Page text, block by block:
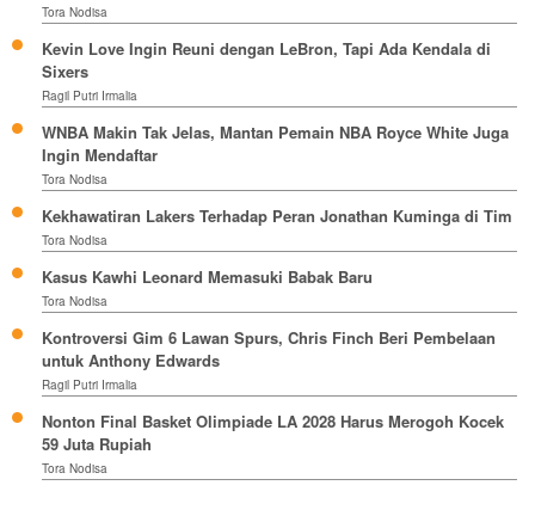
Tora Nodisa
Kevin Love Ingin Reuni dengan LeBron, Tapi Ada Kendala di
Sixers
Ragil Putri Irmalia
WNBA Makin Tak Jelas, Mantan Pemain NBA Royce White Juga
Ingin Mendaftar
Tora Nodisa
Kekhawatiran Lakers Terhadap Peran Jonathan Kuminga di Tim
Tora Nodisa
Kasus Kawhi Leonard Memasuki Babak Baru
Tora Nodisa
Kontroversi Gim 6 Lawan Spurs, Chris Finch Beri Pembelaan
untuk Anthony Edwards
Ragil Putri Irmalia
Nonton Final Basket Olimpiade LA 2028 Harus Merogoh Kocek
59 Juta Rupiah
Tora Nodisa